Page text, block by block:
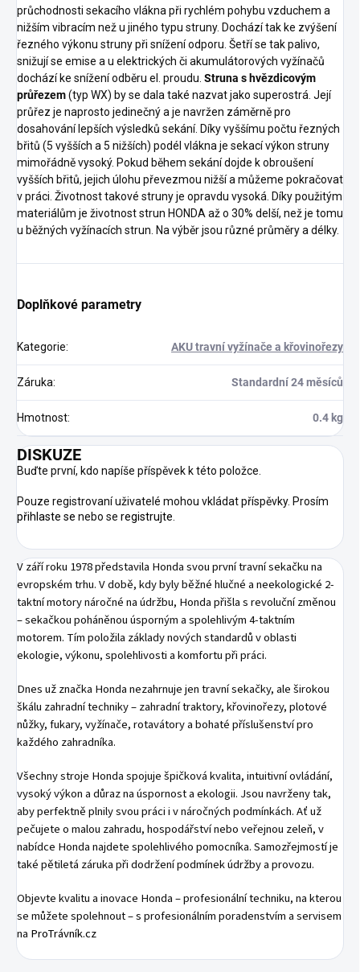
průchodnosti sekacího vlákna při rychlém pohybu vzduchem a
nižším vibracím než u jiného typu struny. Dochází tak ke zvýšení
řezného výkonu struny při snížení odporu. Šetří se tak palivo,
snižují se emise a u elektrických či akumulátorových vyžínačů
dochází ke snížení odběru el. proudu. Struna s hvězdicovým
průřezem(typ WX) by se dala také nazvat jako superostrá. Její
průřez je naprosto jedinečný a je navržen záměrně pro
dosahování lepších výsledků sekání. Díky vyššímu počtu řezných
břitů (5 vyšších a 5 nižších) podél vlákna je sekací výkon struny
mimořádně vysoký. Pokud během sekání dojde k obroušení
vyšších břitů, jejich úlohu převezmou nižší a můžeme pokračovat
v práci. Životnost takové struny je opravdu vysoká. Díky použitým
materiálům je životnost strun HONDA až o 30% delší, než je tomu
u běžných vyžínacích strun. Na výběr jsou různé průměry a délky.
Doplňkové parametry
Kategorie: AKU travní vyžínače a křovinořezy
Záruka: Standardní 24 měsíců
Hmotnost: 0.4 kg
DISKUZE
Buďte první, kdo napíše příspěvek k této položce.
Pouze registrovaní uživatelé mohou vkládat příspěvky. Prosím
přihlaste se nebo se registrujte
V září roku 1978 představila Honda svou první travní sekačku na
evropském trhu. V době, kdy byly běžné hlučné a neekologické 2-
taktní motory náročné na údržbu, Honda přišla s revoluční změnou
– sekačkou poháněnou úsporným a spolehlivým 4-taktním
motorem. Tím položila základy nových standardů v oblasti
ekologie, výkonu, spolehlivosti a komfortu při práci.
Dnes už značka Honda nezahrnuje jen travní sekačky, ale širokou
škálu zahradní techniky – zahradní traktory, křovinořezy, plotové
nůžky, fukary, vyžínače, rotavátory a bohaté příslušenství pro
každého zahradníka.
Všechny stroje Honda spojuje špičková kvalita, intuitivní ovládání,
vysoký výkon a důraz na úspornost a ekologii. Jsou navrženy tak,
aby perfektně plnily svou práci i v náročných podmínkách. Ať už
pečujete o malou zahradu, hospodářství nebo veřejnou zeleň, v
nabídce Honda najdete spolehlivého pomocníka. Samozřejmostí je
také pětiletá záruka při dodržení podmínek údržby a provozu.
Objevte kvalitu a inovace Honda – profesionální techniku, na kterou
se můžete spolehnout – s profesionálním poradenstvím a servisem
na ProTrávník.cz